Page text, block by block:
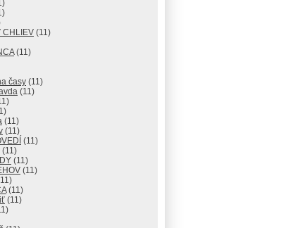
CHLIEV (11)
(11)
časy (11)
(11)
(11)
(11)
(11)
(11)
(11)
(11)
(11)
(11)